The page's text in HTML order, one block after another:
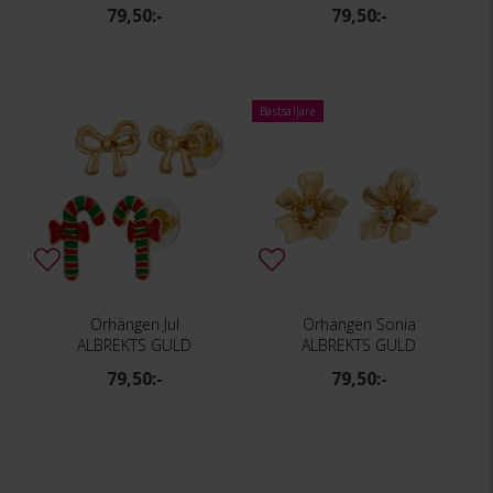
79,50:- 79,50:-
Örhängen Jul
ALBREKTS GULD
79,50:-
Bästsäljare
Örhängen Sonia
ALBREKTS GULD
79,50:-